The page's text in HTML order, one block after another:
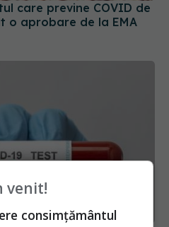
care previne COVID de
o aprobare de la EMA
venit!
consimțământul